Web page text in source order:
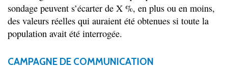
sondage peuvent s’écarter de X %, en plus ou en moins,
des valeurs réelles qui auraient été obtenues si toute la
population avait été interrogée.
CAMPAGNE DE COMMUNICATION